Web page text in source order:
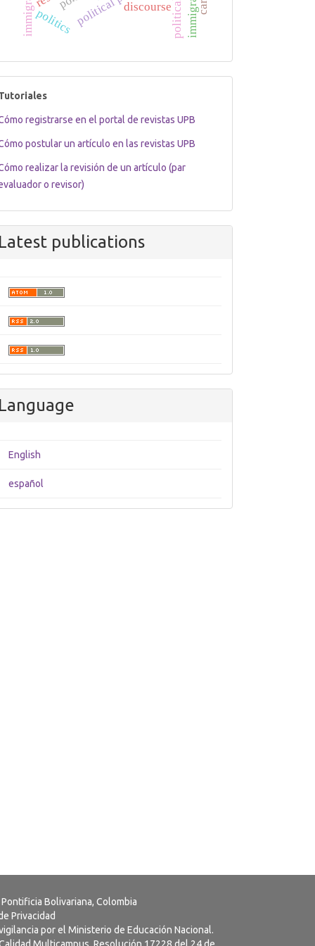
discourse
politics
tutoriales
registrarse en el portal de revistas UPB
postular un artículo en las revistas UPB
realizar la revisión de un artículo (par
o revisor)
Latest publications
Language
English
español
Bolivariana, Colombia
Privacidad
por el Ministerio de Educación Nacional.
Multicampus. Resolución 17228 del 24 de